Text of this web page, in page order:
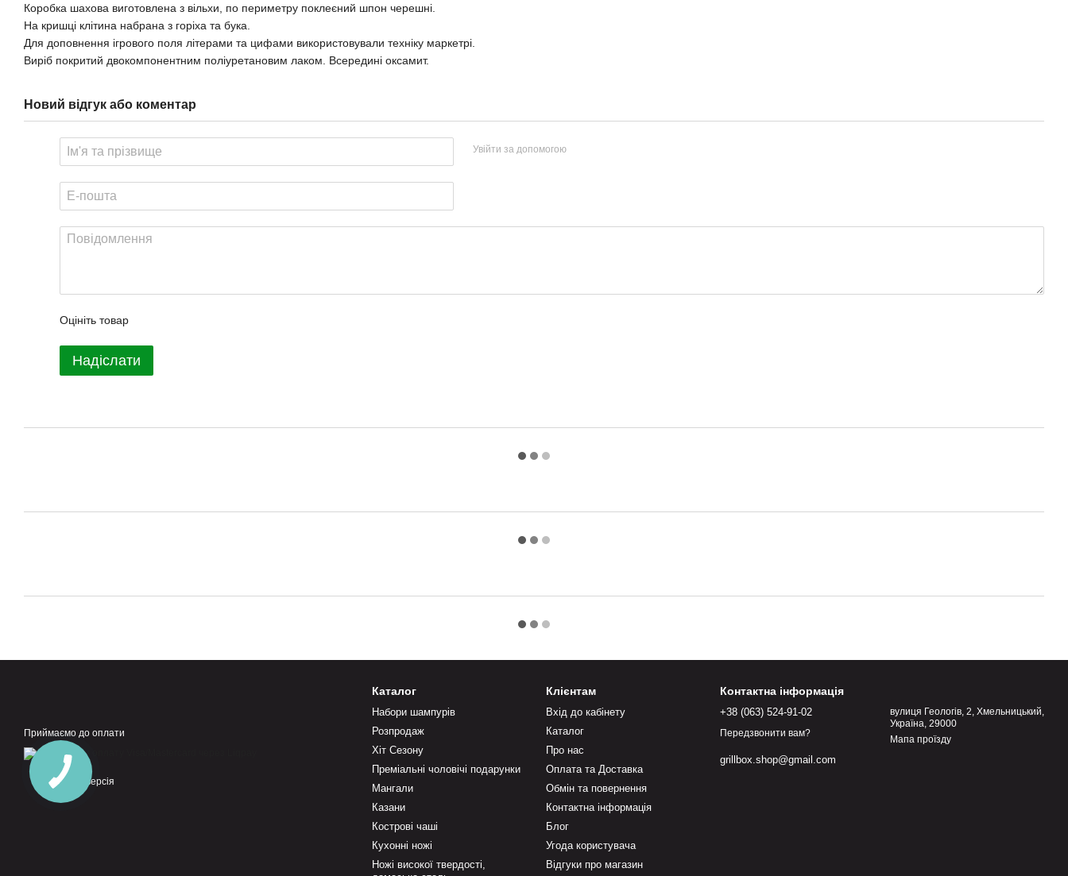
Коробка шахова виготовлена з вільхи, по периметру поклеєний шпон черешні.
На кришці клітина набрана з горіха та бука.
Для доповнення ігрового поля літерами та цифами використовували техніку маркетрі.
Виріб покритий двокомпонентним поліуретановим лаком. Всередині оксамит.
Новий відгук або коментар
Увійти за допомогою
Оцініть товар
Надіслати
Приймаємо до оплати
Мобільна версія
Каталог
Набори шампурів
Розпродаж
Хіт Сезону
Преміальні чоловічі подарунки
Мангали
Казани
Кострові чаші
Кухонні ножі
Ножі високої твердості,
Клієнтам
Вхід до кабінету
Каталог
Про нас
Оплата та Доставка
Обмін та повернення
Контактна інформація
Блог
Угода користувача
Відгуки про магазин
Контактна інформація
+38 (063) 524-91-02
Передзвонити вам?
grillbox.shop@gmail.com
вулиця Геологів, 2, Хмельницький,
Україна, 29000
Мапа проїзду